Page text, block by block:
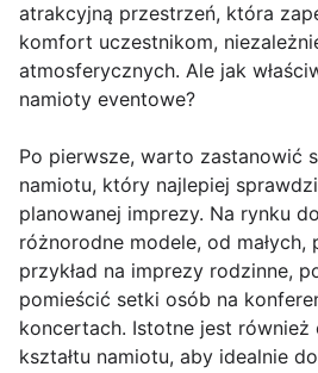
atrakcyjną przestrzeń, która
komfort uczestnikom,
atmosferycznych. Ale jak
namioty eventowe?
Po pierwsze, warto zastanowić
namiotu, który najlepiej
planowanej imprezy. Na rynku
różnorodne modele, od małych,
przykład na imprezy rodzinne,
pomieścić setki osób na
koncertach. Istotne jest również
kształtu namiotu, aby idealnie